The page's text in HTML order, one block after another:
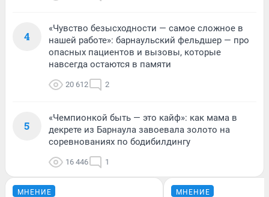
4
«Чувство безысходности — самое сложное в
нашей работе»: барнаульский фельдшер — про
опасных пациентов и вызовы, которые
навсегда остаются в памяти
20 612 2
5
«Чемпионкой быть — это кайф»: как мама в
декрете из Барнаула завоевала золото на
соревнованиях по бодибилдингу
16 446 1
МНЕНИЕ МНЕНИЕ